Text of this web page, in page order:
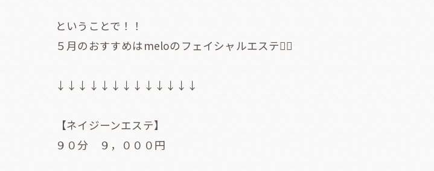
ということで！！
５月のおすすめはmeloのフェイシャルエステ💁‍♀️
↓↓↓↓↓↓↓↓↓↓↓↓↓
【ネイジーンエステ】
９０分 ９，０００円